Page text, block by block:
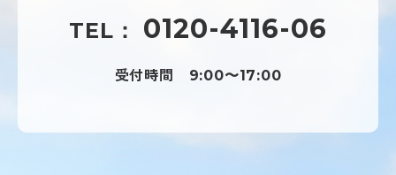
TEL： 0120-4116-06
受付時間 9:00〜17:00